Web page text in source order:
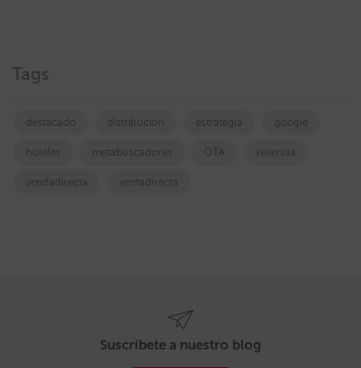
Tags
destacado distribucion estrategia google
hoteles metabuscadores OTA reservas
vendadirecta ventadirecta
Suscríbete a nuestro blog